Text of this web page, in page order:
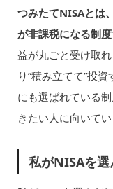
つみたてNISAとは
が非課税になる制度
益が丸ごと受け取
り”積み立てて”投
にも選ばれている
きたい人に向いてい
私がNISAを選